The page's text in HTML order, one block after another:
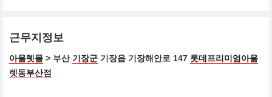
근무지정보
아울렛몰 > 부산 기장군 기장읍 기장해안로 147 롯데프리미엄아울
렛동부산점